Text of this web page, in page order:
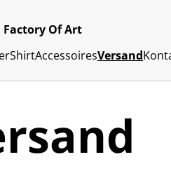
Factory Of Art
ShirtAccessoiresVersand